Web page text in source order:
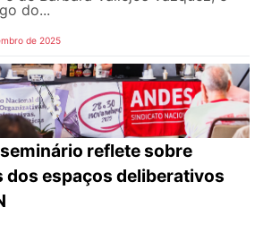
do...
de 2025
reflete sobre
dos espaços deliberativos